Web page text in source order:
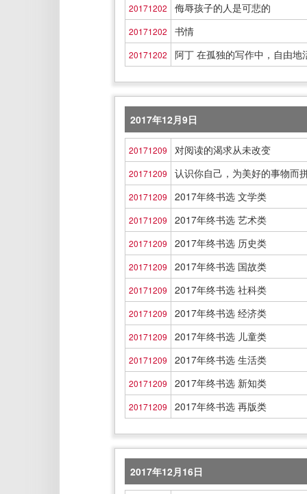
20171202 侮辱孩子的人是可悲的
20171202 书情
20171202 阿丁 在孤独的写作中，自由地
2017年12月9日
20171209 对阅读的渴求从未改变
20171209 认识你自己，为美好的事物而
20171209 2017年终书选 文学类
20171209 2017年终书选 艺术类
20171209 2017年终书选 历史类
20171209 2017年终书选 国故类
20171209 2017年终书选 社科类
20171209 2017年终书选 经济类
20171209 2017年终书选 儿童类
20171209 2017年终书选 生活类
20171209 2017年终书选 新知类
20171209 2017年终书选 再版类
2017年12月16日